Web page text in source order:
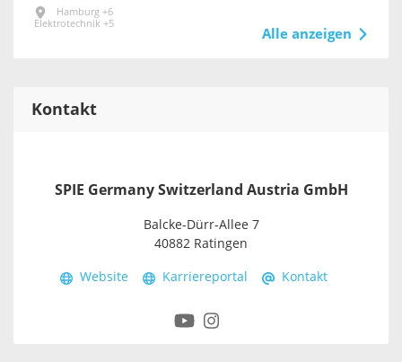
Hamburg +6
Elektrotechnik +5
Alle anzeigen
Kontakt
SPIE Germany Switzerland Austria GmbH
Balcke-Dürr-Allee 7
40882 Ratingen
Website Karriereportal Kontakt